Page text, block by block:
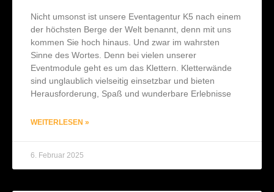
Nicht umsonst ist unsere Eventagentur K5 nach einem
der höchsten Berge der Welt benannt, denn mit uns
kommen Sie hoch hinaus. Und zwar im wahrsten
Sinne des Wortes. Denn bei vielen unserer
Eventmodule geht es um das Klettern. Kletterwände
sind unglaublich vielseitig einsetzbar und bieten
Herausforderung, Spaß und wunderbare Erlebnisse
WEITERLESEN »
6. Februar 2025